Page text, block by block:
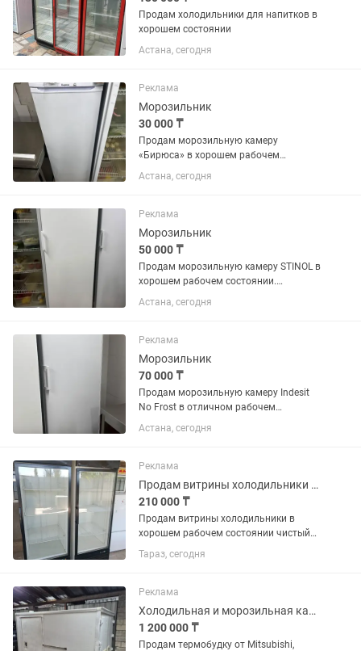
Продам холодильники для напитков в
хорошем состоянии
Астана, сегодня
Реклама
Морозильник
30 000 ₸
Продам морозильную камеру
«Бирюса» в хорошем рабочем
состоянии. Полностью исправна,
отлично морозит, работает без
наличии. Подходит для дома,
магазина, кафе или...
Астана, сегодня
Реклама
Морозильник
50 000 ₸
Продам морозильную камеру STINOL в
хорошем рабочем состоянии.
Полностью исправна, отлично
морозит, работает тихо. Все полки и
дома, магазина или дачи.
Производитель:...
Астана, сегодня
Реклама
Морозильник
70 000 ₸
Продам морозильную камеру Indesit
No Frost в отличном рабочем
состоянии. Полностью исправна,
хорошо морозит, работает тихо.
требуется. Чистая, без посторонних...
Астана, сегодня
Реклама
Продам витрины холодильники в хорошем рабочем состоянии чистый
210 000 ₸
Продам витрины холодильники в
хорошем рабочем состоянии чистый
цена за каждый по 250 тысяч
Тараз, сегодня
Реклама
Холодильная и морозильная камера
1 200 000 ₸
Продам термобудку от Mitsubishi,